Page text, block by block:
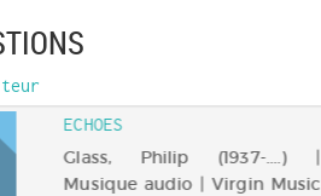
ECHOES
Glass, Philip (1937-....) |
Musique audio | Virgin Music